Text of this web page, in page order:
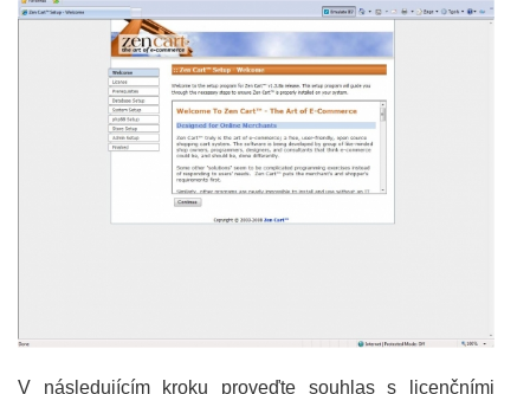
V následujícím kroku proveďte souhlas s licenčními